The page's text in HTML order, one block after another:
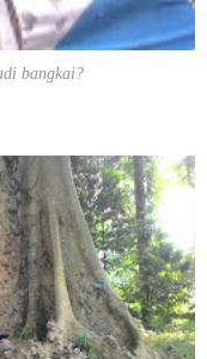
bangkai?